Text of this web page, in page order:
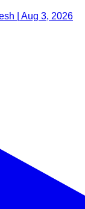
| Aug 3, 2026